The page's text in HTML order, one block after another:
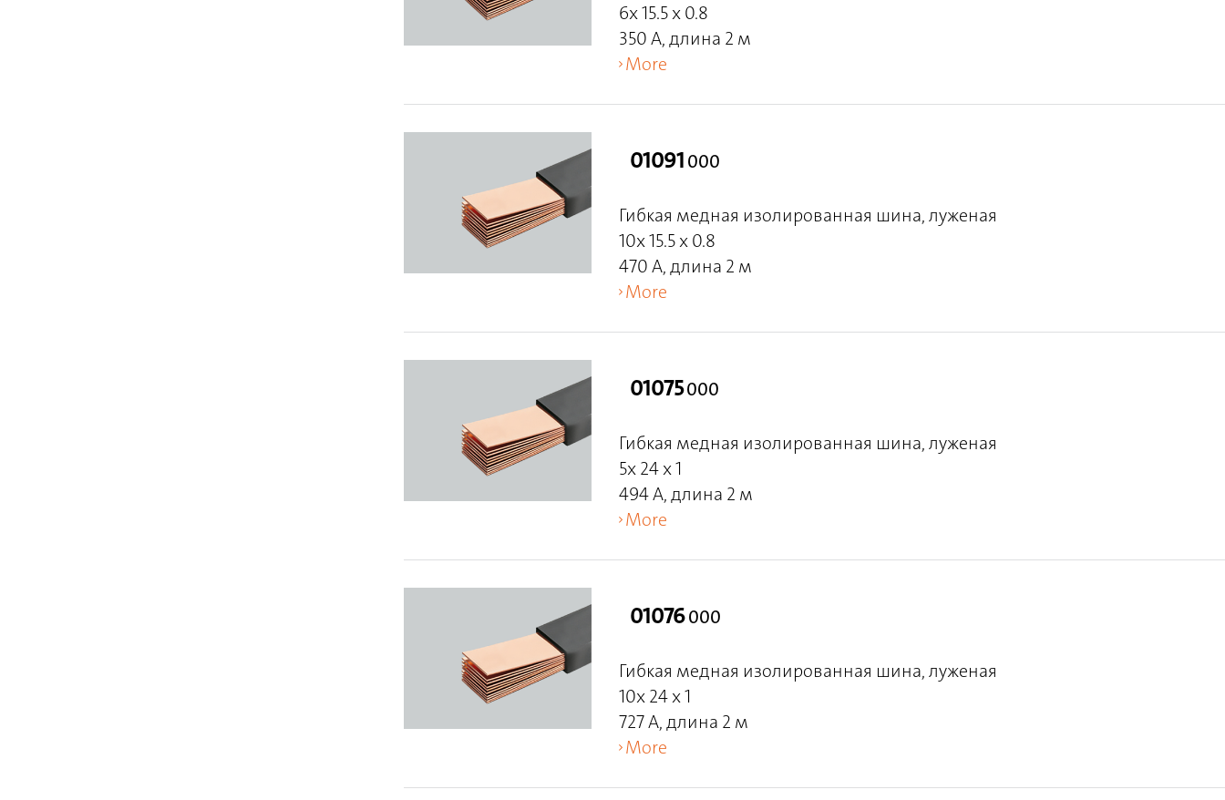
6x 15.5 x 0.8
350 A, длина 2 м
More
01091000
Гибкая медная изолированная шина, луженая
10x 15.5 x 0.8
470 A, длина 2 м
More
01075000
Гибкая медная изолированная шина, луженая
5x 24 x 1
494 A, длина 2 м
More
01076000
Гибкая медная изолированная шина, луженая
10x 24 x 1
727 A, длина 2 м
More